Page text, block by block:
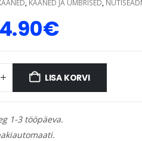
, KAANED JA ÜMBRISED,
€
LISA KORVI
1-3 tööpäeva.